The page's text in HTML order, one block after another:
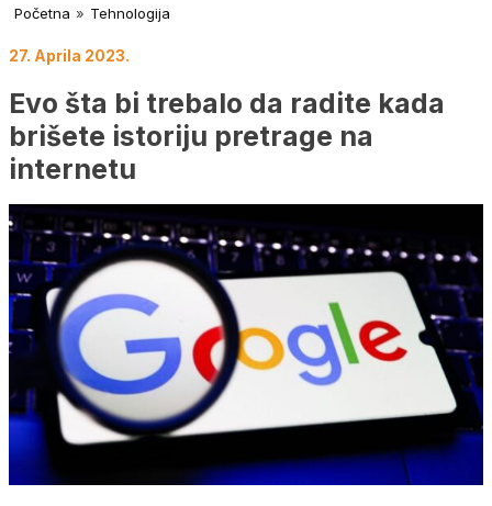
Početna » Tehnologija
27. Aprila 2023.
Evo šta bi trebalo da radite kada
brišete istoriju pretrage na
internetu